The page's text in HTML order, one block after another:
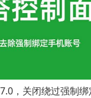
，关闭绕过强制